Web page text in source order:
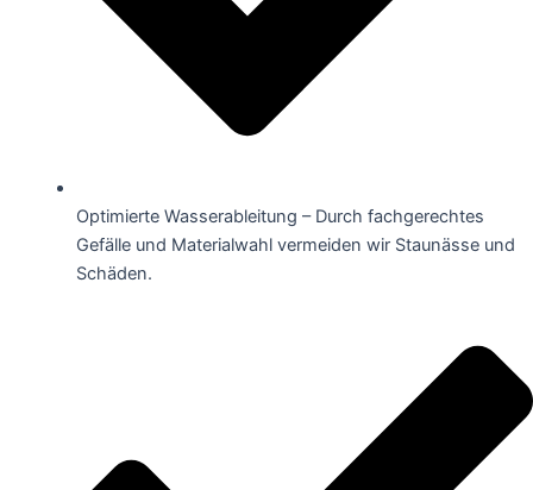
Optimierte Wasserableitung – Durch fachgerechtes
Gefälle und Materialwahl vermeiden wir Staunässe und
Schäden.